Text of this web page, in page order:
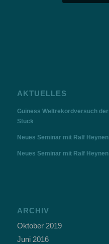
AKTUELLES
Guiness Weltrekordversuch
Stück
Neues Seminar mit Ralf
Neues Seminar mit Ralf
ARCHIV
Oktober 2019
Juni 2016